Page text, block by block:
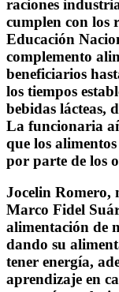
raciones
cumplen con los
Educación
complemento
beneficiarios
los tiempos
bebidas lácteas,
La funcionaria
que los
por parte de los
Jocelin Romero,
Marco Fidel
alimentación de
dando su
tener energía,
aprendizaje en